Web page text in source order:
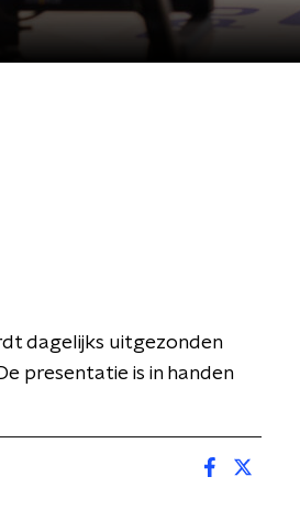
dagelijks uitgezonden
presentatie is in handen